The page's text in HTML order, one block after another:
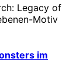
im